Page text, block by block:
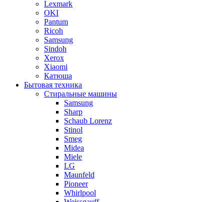
Lexmark
OKI
Pantum
Ricoh
Samsung
Sindoh
Xerox
Xiaomi
Катюша
Бытовая техника
Стиральные машины
Samsung
Sharp
Schaub Lorenz
Stinol
Smeg
Midea
Miele
LG
Maunfeld
Pioneer
Whirlpool